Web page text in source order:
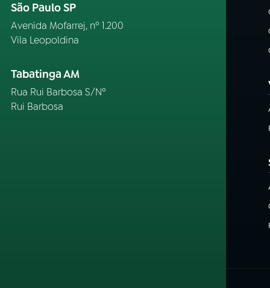
São Paulo SP
Avenida Mofarrej, nº 1.200
Vila Leopoldina
Tabatinga AM
Rua Rui Barbosa S/Nº
Rui Barbosa